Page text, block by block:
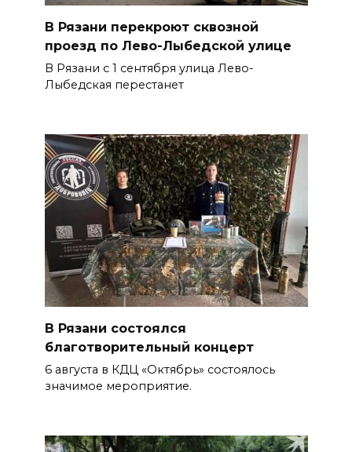
В Рязани перекроют сквозной
проезд по Лево-Лыбедской улице
В Рязани с 1 сентября улица Лево-
Лыбедская перестанет
В Рязани состоялся
благотворительный концерт
6 августа в КДЦ «Октябрь» состоялось
значимое мероприятие.